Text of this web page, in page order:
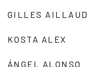
GILLES AILLAUD
KOSTA ALEX
ÁNGEL ALONSO